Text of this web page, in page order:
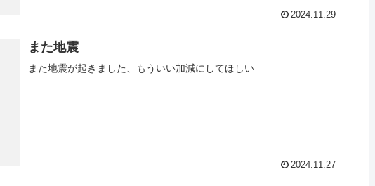
2024.11.29
また地震
また地震が起きました、もういい加減にしてほしい
2024.11.27